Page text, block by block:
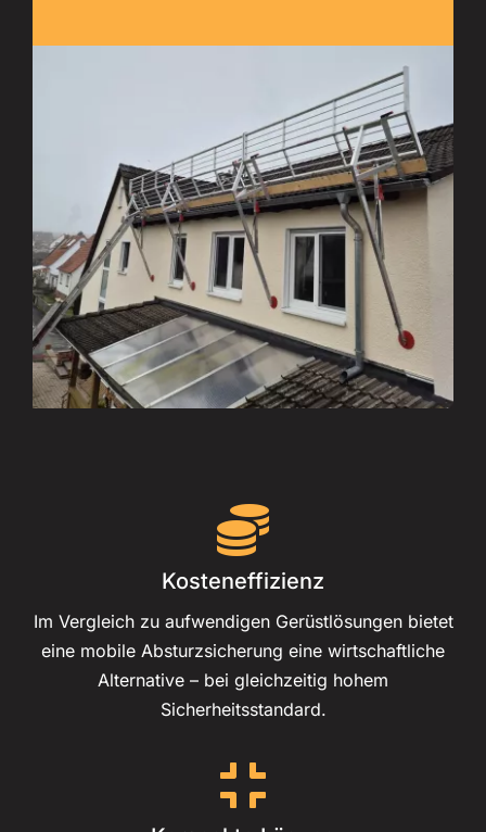
Kosteneffizienz
Im Vergleich zu aufwendigen Gerüstlösungen bietet
eine mobile Absturzsicherung eine wirtschaftliche
Alternative – bei gleichzeitig hohem
Sicherheitsstandard.